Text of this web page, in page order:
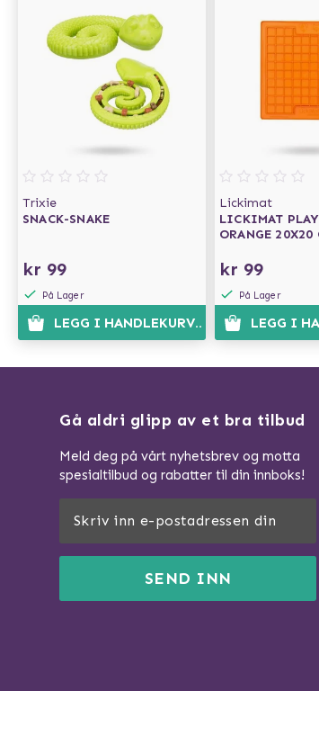
Trixie
SNACK-SNAKE
kr 99
På Lager
LEGG I HANDLEKURVEN
Lickimat
LICKIMAT
ORANGE 20X20
kr 99
På Lager
LEGG I
Gå aldri glipp av et bra tilbud
Meld deg på vårt nyhetsbrev og motta
spesialtilbud og rabatter til din innboks!
SEND INN